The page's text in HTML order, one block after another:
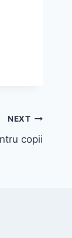
NEXT
copii